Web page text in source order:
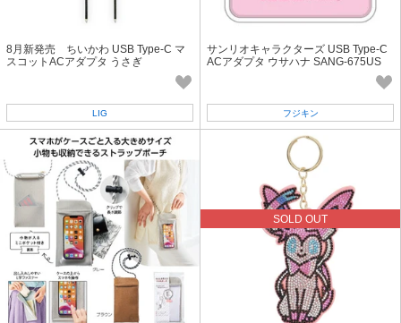
8月新発売 ちいかわ USB Type-C マ
スコットACアダプタ うさぎ
LIG
サンリオキャラクターズ USB Type-C
ACアダプタ ウサハナ SANG-675US
フジキン
SOLD OUT